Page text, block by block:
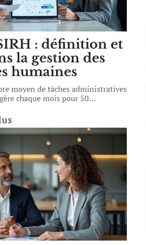
: définition et
la gestion des
humaines
moyen de tâches administratives
chaque mois pour 50…